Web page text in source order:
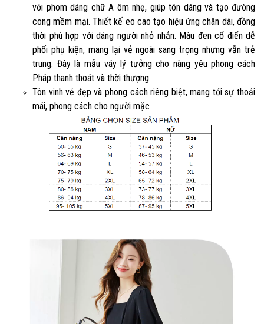
với phom dáng chữ A ôm nhẹ, giúp tôn dáng và tạo đường
cong mềm mại. Thiết kế eo cao tạo hiệu ứng chân dài, đồng
thời phù hợp với dáng người nhỏ nhắn. Màu đen cổ điển dễ
phối phụ kiện, mang lại vẻ ngoài sang trọng nhưng vẫn trẻ
trung. Đây là mẫu váy lý tưởng cho nàng yêu phong cách
Pháp thanh thoát và thời thượng.
Tôn vinh vẻ đẹp và phong cách riêng biệt, mang tới sự thoải
mái, phong cách cho người mặc